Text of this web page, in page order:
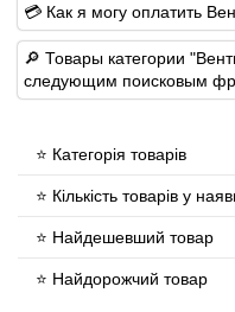
💳 Как я могу оплатить
🔎 Товары категории
следующим поисковым
⭐ Категорія товарів
⭐ Кількість товарів у
⭐ Найдешевший товар
⭐ Найдорожчий товар